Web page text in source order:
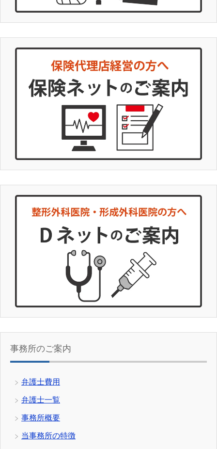
事務所のご案内
弁護士費用
弁護士一覧
事務所概要
当事務所の特徴